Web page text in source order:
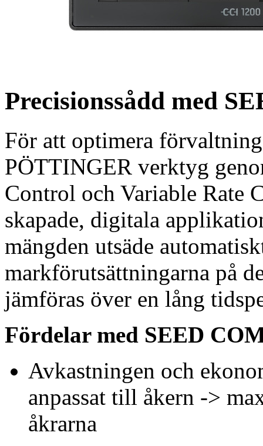
Precisionssådd med
För att optimera
PÖTTINGER verktyg
Control och Variable Rate
skapade, digitala
mängden utsäde
markförutsättningarna på
jämföras över en lång
Fördelar med SEED
Avkastningen och
anpassat till åkern ->
åkrarna